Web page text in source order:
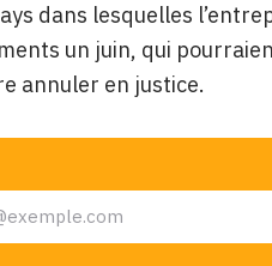
dans lesquelles
un juin, qui
annuler en justice.